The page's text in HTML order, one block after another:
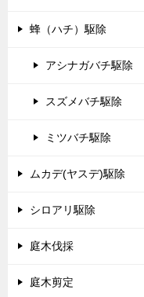
蜂（ハチ）駆除
アシナガバチ駆除
スズメバチ駆除
ミツバチ駆除
ムカデ(ヤスデ)駆除
シロアリ駆除
庭木伐採
庭木剪定